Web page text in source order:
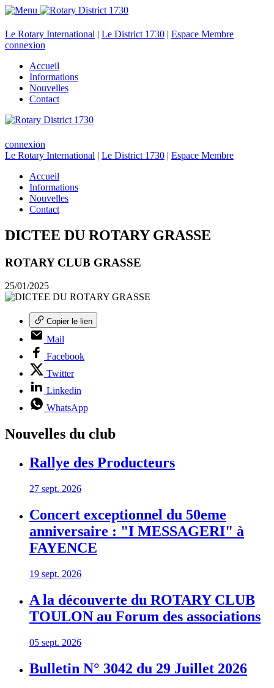
Le Rotary International | Le District 1730 | Espace Membre
connexion
Accueil
Informations
Nouvelles
Contact
connexion
Le Rotary International | Le District 1730 | Espace Membre
Accueil
Informations
Nouvelles
Contact
DICTEE DU ROTARY GRASSE
ROTARY CLUB GRASSE
25/01/2025
Copier le lien
Mail
Facebook
Twitter
Linkedin
WhatsApp
Nouvelles du club
Rallye des Producteurs
27 sept. 2026
Concert exceptionnel du 50eme
anniversaire : "I MESSAGERI" à
FAYENCE
19 sept. 2026
A la découverte du ROTARY CLUB
TOULON au Forum des associations
05 sept. 2026
Bulletin N° 3042 du 29 Juillet 2026